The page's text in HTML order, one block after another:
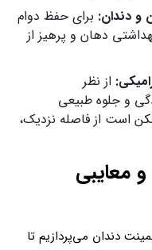
و دندان: برای حفظ دوام
دهان و پرهیز از
از نظر
و جلوه طبیعی
است از فاصله نزدیک،
معایبی
دندان می‌پردازیم تا